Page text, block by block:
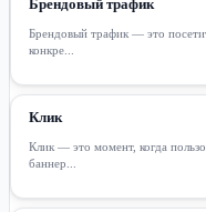
Брендовый трафик
Брендовый трафик — это
конкре...
Клик
Клик — это момент, когда
баннер...